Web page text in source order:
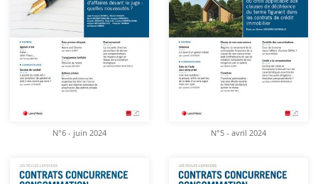
N°6 - juin 2024 N°5 - avril 2024